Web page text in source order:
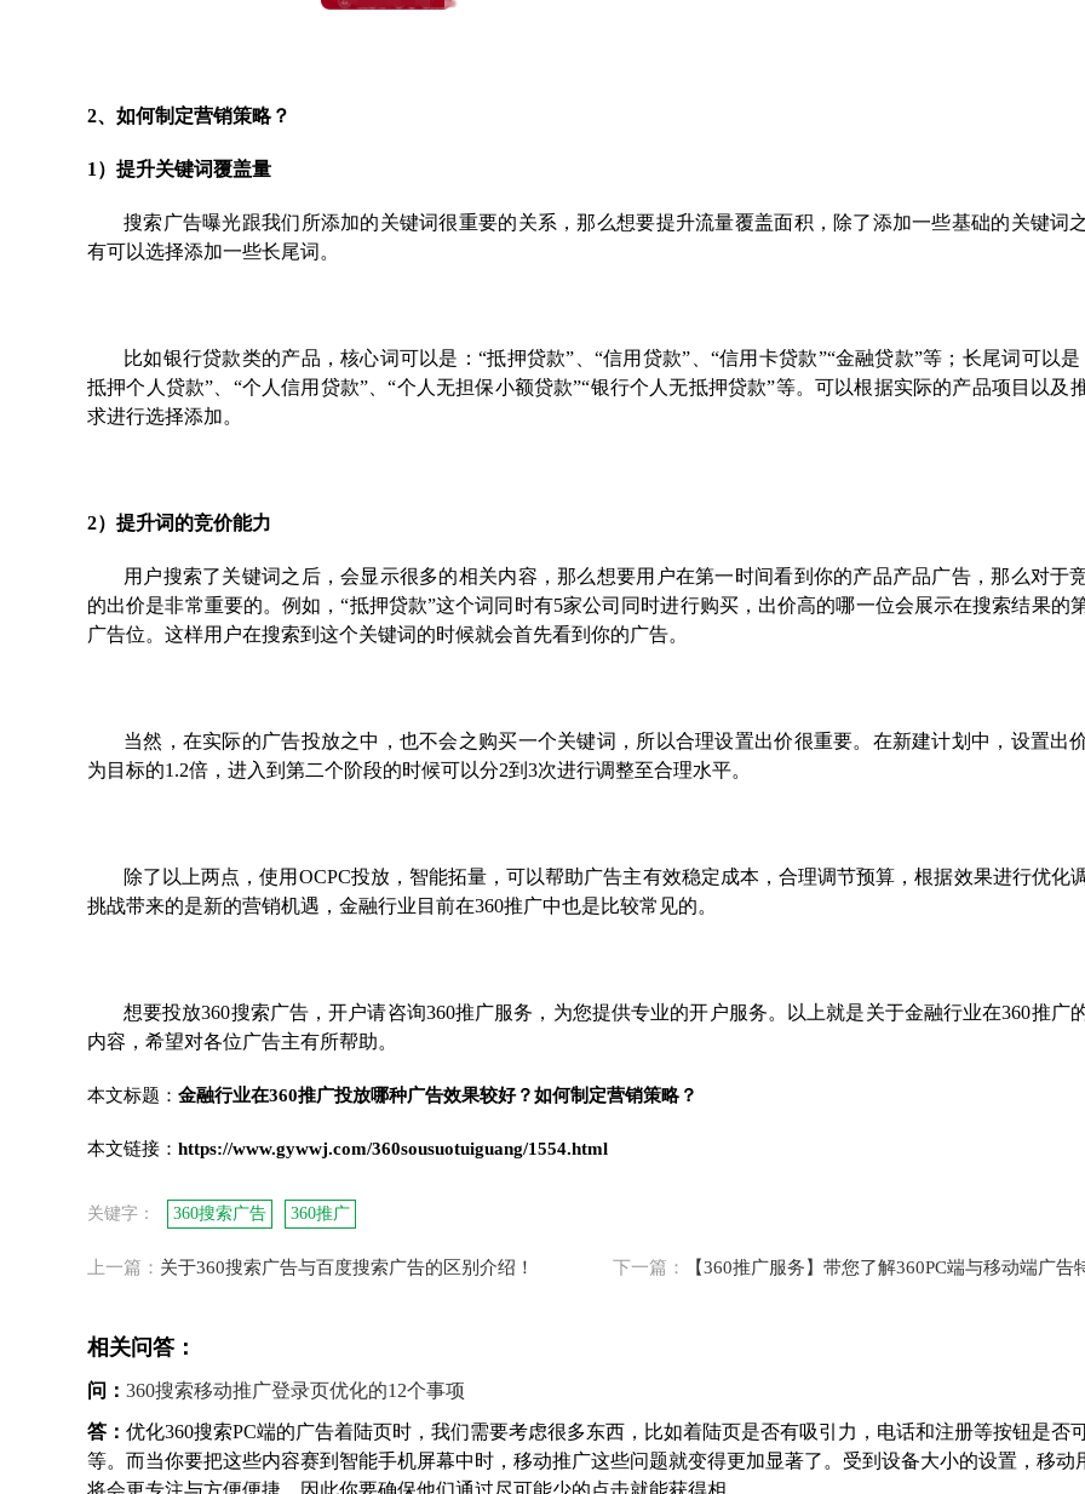
2、如何制定营销策略？
1）提升关键词覆盖量
搜索广告曝光跟我们所添加的关键词很重要的关系，那么想要提升流量覆盖面积，除了添加一些基础的关键词之
有可以选择添加一些长尾词。
比如银行贷款类的产品，核心词可以是：“抵押贷款”、“信用贷款”、“信用卡贷款”“金融贷款”等；长尾词可以是
抵押个人贷款”、“个人信用贷款”、“个人无担保小额贷款”“银行个人无抵押贷款”等。可以根据实际的产品项目以及
求进行选择添加。
2）提升词的竞价能力
用户搜索了关键词之后，会显示很多的相关内容，那么想要用户在第一时间看到你的产品产品广告，那么对于
的出价是非常重要的。例如，“抵押贷款”这个词同时有5家公司同时进行购买，出价高的哪一位会展示在搜索结果的
广告位。这样用户在搜索到这个关键词的时候就会首先看到你的广告。
当然，在实际的广告投放之中，也不会之购买一个关键词，所以合理设置出价很重要。在新建计划中，设置出
为目标的1.2倍，进入到第二个阶段的时候可以分2到3次进行调整至合理水平。
除了以上两点，使用OCPC投放，智能拓量，可以帮助广告主有效稳定成本，合理调节预算，根据效果进行优化调
挑战带来的是新的营销机遇，金融行业目前在360推广中也是比较常见的。
想要投放360搜索广告，开户请咨询360推广服务，为您提供专业的开户服务。以上就是关于金融行业在360推广
内容，希望对各位广告主有所帮助。
本文标题： 金融行业在360推广投放哪种广告效果较好？如何制定营销策略？
本文链接： https://www.gywwj.com/360sousuotuiguang/1554.html
关键字： 360搜索广告 360推广
上一篇： 关于360搜索广告与百度搜索广告的区别介绍！ 下一篇： 【360推广服务】带您了解360PC端与移动端广告
相关问答：
问： 360搜索移动推广登录页优化的12个事项
答： 优化360搜索PC端的广告着陆页时，我们需要考虑很多东西，比如着陆页是否有吸引力，电话和注册等按钮是否
等。而当你要把这些内容赛到智能手机屏幕中时，移动推广这些问题就变得更加显著了。受到设备大小的设置，移动
将会更专注与方便便捷，因此你要确保他们通过尽可能少的点击就能获得相...